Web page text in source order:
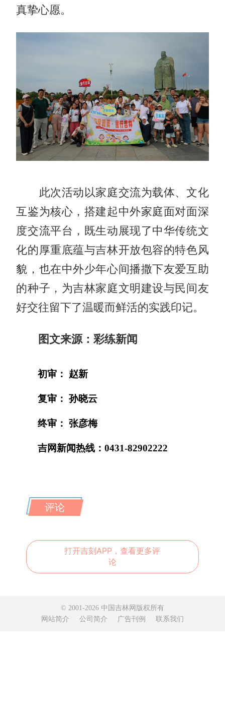
真挚心愿。
此次活动以家庭交流为载体、文化
互鉴为核心，搭建起中外家庭面对面深
度交流平台，既生动展现了中华传统文
化的厚重底蕴与吉林开放包容的特色风
貌，也在中外少年心间播撒下友爱互助
的种子，为吉林家庭文明建设与民间友
好交往留下了温暖而鲜活的实践印记。
图文来源：彩练新闻
初审： 赵新
复审： 孙晓云
终审： 张彦梅
吉网新闻热线：0431-82902222
评论
打开吉刻APP，查看更多评
论